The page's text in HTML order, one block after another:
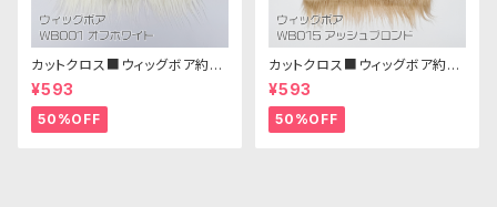
カットクロス■ウィッグボア約8c
m(オフホワイト)WB001 ボア生
地 25cm × 45cm
¥593
50%OFF
カットクロス■ウィッグボア約8c
m(アッシュブロンド)WB015 ボ
ア生地 25cm × 45cm
¥593
50%OFF